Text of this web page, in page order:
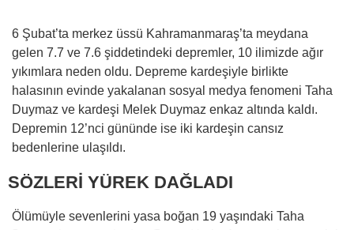
6 Şubat’ta merkez üssü Kahramanmaraş’ta meydana
gelen 7.7 ve 7.6 şiddetindeki depremler, 10 ilimizde ağır
yıkımlara neden oldu. Depreme kardeşiyle birlikte
halasının evinde yakalanan sosyal medya fenomeni Taha
Duymaz ve kardeşi Melek Duymaz enkaz altında kaldı.
Depremin 12’nci gününde ise iki kardeşin cansız
bedenlerine ulaşıldı.
SÖZLERİ YÜREK DAĞLADI
Ölümüyle sevenlerini yasa boğan 19 yaşındaki Taha